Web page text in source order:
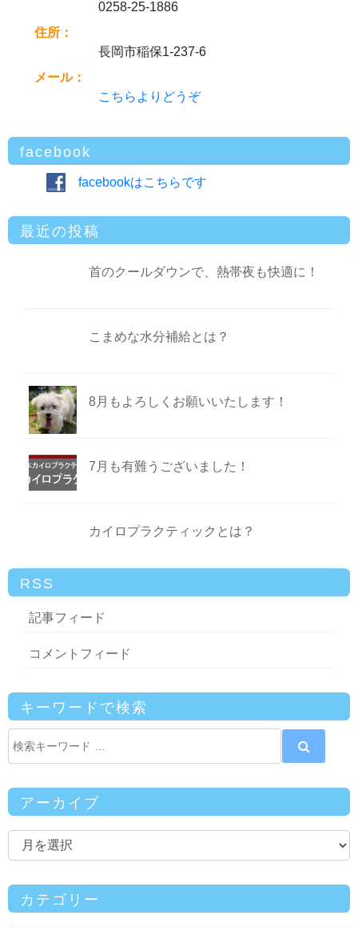
0258-25-1886
住所：
長岡市稲保1-237-6
メール：
こちらよりどうぞ
facebook
facebookはこちらです
最近の投稿
首のクールダウンで、熱帯夜も快適に！
こまめな水分補給とは？
8月もよろしくお願いいたします！
7月も有難うございました！
カイロプラクティックとは？
RSS
記事フィード
コメントフィード
キーワードで検索
アーカイブ
カテゴリー